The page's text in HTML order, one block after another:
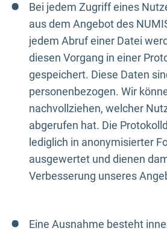
Bei jedem Zugriff eines
aus dem Angebot des
jedem Abruf einer Datei
diesen Vorgang in einer
gespeichert. Diese Daten
personenbezogen. Wir
nachvollziehen, welcher
abgerufen hat. Die
lediglich in anonymisierter
ausgewertet und dienen
Verbesserung unseres
Eine Ausnahme besteht